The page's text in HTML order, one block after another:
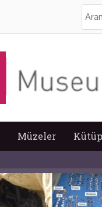
Müzeler